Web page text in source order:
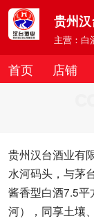
贵州
主营：白
首页 店铺
贵州汉台酒业有
水河码头，与茅
酱香型白酒7.5
河），同享土壤